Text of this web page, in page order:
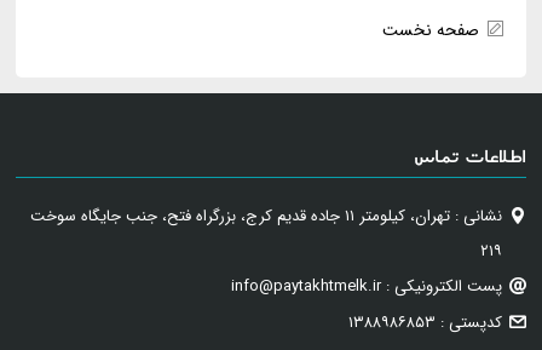
صفحه نخست
اطلاعات تماس
نشانی : تهران، کیلومتر ۱۱ جاده قدیم کرج، بزرگراه فتح، جنب جایگاه سوخت
۲۱۹
پست الکترونیکی : info@paytakhtmelk.ir
کدپستی : ۱۳۸۸۹۸۶۸۵۳